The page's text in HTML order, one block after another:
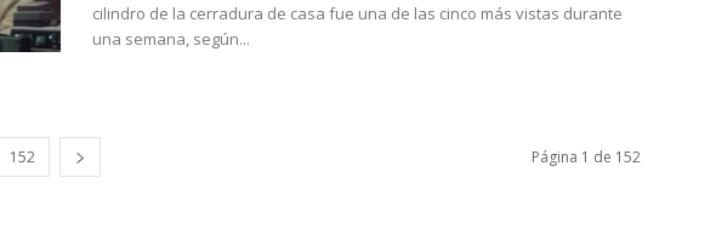
cilindro de la cerradura de casa fue una de las cinco más vistas durante
una semana, según...
152 Página 1 de 152